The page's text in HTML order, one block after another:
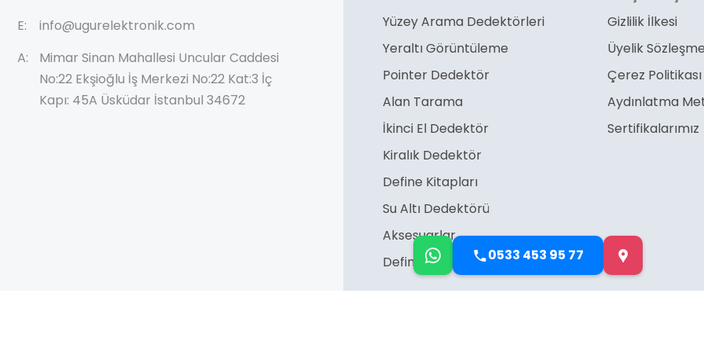
0533 453 95 77
E:
info@ugurelektronik.com
A:
Mimar Sinan Mahallesi Uncular Caddesi
No:22 Ekşioğlu İş Merkezi No:22 Kat:3 İç
Kapı: 45A Üsküdar İstanbul 34672
Yüzey Arama Dedektörleri
Yeraltı Görüntüleme
Pointer Dedektör
Alan Tarama
İkinci El Dedektör
Kiralık Dedektör
Define Kitapları
Su Altı Dedektörü
Aksesuarlar
Define İşaretleri
Gizlilik İlkesi
Üyelik
Çerez Politikası
Aydınlatma
Sertifikalarımız